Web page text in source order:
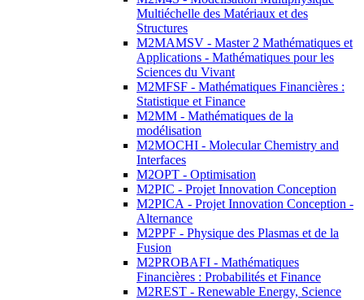
Multiéchelle des Matériaux et des
Structures
M2MAMSV - Master 2 Mathématiques et
Applications - Mathématiques pour les
Sciences du Vivant
M2MFSF - Mathématiques Financières :
Statistique et Finance
M2MM - Mathématiques de la
modélisation
M2MOCHI - Molecular Chemistry and
Interfaces
M2OPT - Optimisation
M2PIC - Projet Innovation Conception
M2PICA - Projet Innovation Conception -
Alternance
M2PPF - Physique des Plasmas et de la
Fusion
M2PROBAFI - Mathématiques
Financières : Probabilités et Finance
M2REST - Renewable Energy, Science